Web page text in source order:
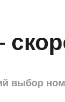
выбор